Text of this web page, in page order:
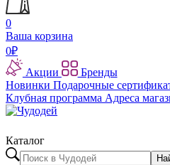
0
Ваша корзина
0₽
Акции
Бренды
Новинки Подарочные
Клубная программа Адреса
Каталог